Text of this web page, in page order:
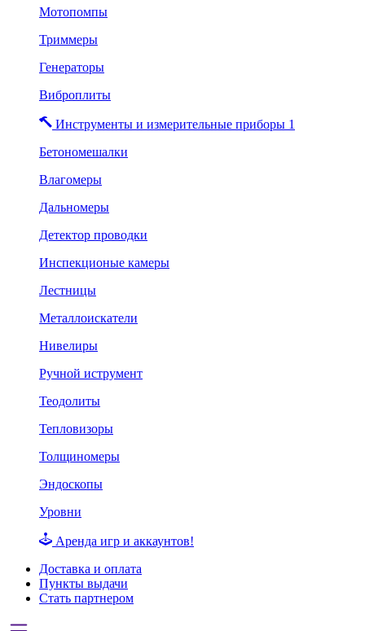
Мотопомпы
Триммеры
Генераторы
Виброплиты
Инструменты и измерительные приборы 1
Бетономешалки
Влагомеры
Дальномеры
Детектор проводки
Инспекционые камеры
Лестницы
Металлоискатели
Нивелиры
Ручной иструмент
Теодолиты
Тепловизоры
Толщиномеры
Эндоскопы
Уровни
Аренда игр и аккаунтов!
Доставка и оплата
Пункты выдачи
Стать партнером